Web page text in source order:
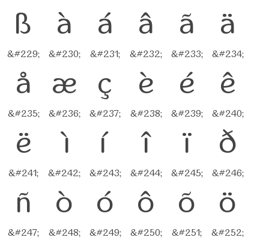
ß à á â ã ä
&#229;
å
&#230;
æ
&#231;
ç
&#232;
è
&#233;
é
&#234;
ê
&#235;
ë
&#236;
ì
&#237;
í
&#238;
î
&#239;
ï
&#240;
ð
&#241;
ñ
&#242;
ò
&#243;
ó
&#244;
ô
&#245;
õ
&#246;
ö
&#247; &#248; &#249; &#250; &#251; &#252;